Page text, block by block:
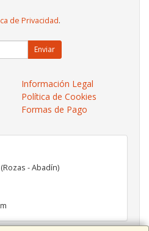
de Privacidad.
Enviar
Información Legal
Política de Cookies
Formas de Pago
- Abadín)